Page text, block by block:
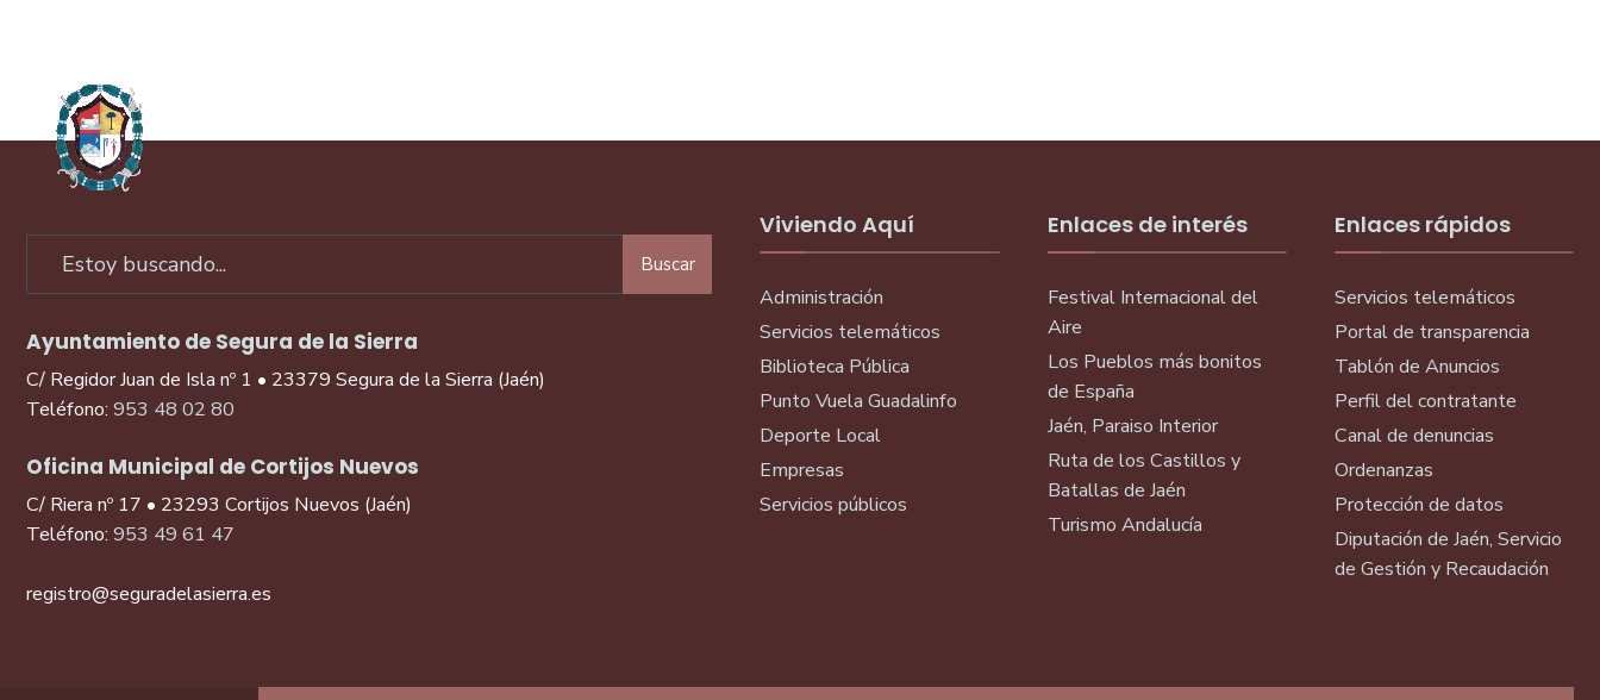
Buscar
Ayuntamiento de Segura de la Sierra
C/ Regidor Juan de Isla nº 1 • 23379 Segura de la Sierra (Jaén)
Teléfono: 953 48 02 80
Oficina Municipal de Cortijos Nuevos
C/ Riera nº 17 • 23293 Cortijos Nuevos (Jaén)
Teléfono: 953 49 61 47
registro@seguradelasierra.es
Viviendo Aquí
Administración
Servicios telemáticos
Biblioteca Pública
Punto Vuela Guadalinfo
Deporte Local
Empresas
Servicios públicos
Enlaces de interés
Festival Internacional del
Aire
Los Pueblos más bonitos
de España
Jaén, Paraiso Interior
Ruta de los Castillos y
Batallas de Jaén
Turismo Andalucía
Enlaces rápidos
Servicios telemáticos
Portal de transparencia
Tablón de Anuncios
Perfil del contratante
Canal de denuncias
Ordenanzas
Protección de datos
Diputación de Jaén, Servicio
de Gestión y Recaudación